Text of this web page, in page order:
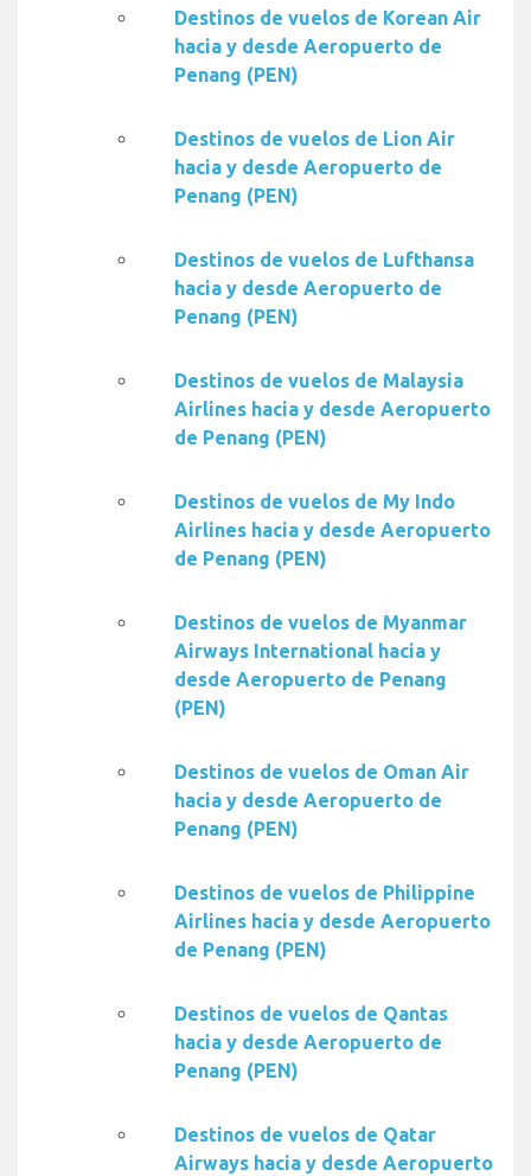
Destinos de vuelos de Korean Air
hacia y desde Aeropuerto de
Penang (PEN)
Destinos de vuelos de Lion Air
hacia y desde Aeropuerto de
Penang (PEN)
Destinos de vuelos de Lufthansa
hacia y desde Aeropuerto de
Penang (PEN)
Destinos de vuelos de Malaysia
Airlines hacia y desde Aeropuerto
de Penang (PEN)
Destinos de vuelos de My Indo
Airlines hacia y desde Aeropuerto
de Penang (PEN)
Destinos de vuelos de Myanmar
Airways International hacia y
desde Aeropuerto de Penang
(PEN)
Destinos de vuelos de Oman Air
hacia y desde Aeropuerto de
Penang (PEN)
Destinos de vuelos de Philippine
Airlines hacia y desde Aeropuerto
de Penang (PEN)
Destinos de vuelos de Qantas
hacia y desde Aeropuerto de
Penang (PEN)
Destinos de vuelos de Qatar
Airways hacia y desde Aeropuerto